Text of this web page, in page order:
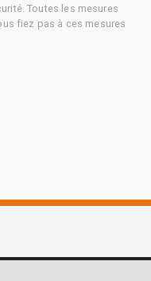
Toutes les mesures
fiez pas à ces mesures